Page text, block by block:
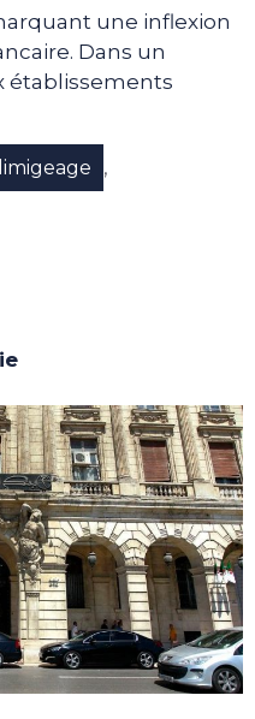
une inflexion
Dans un
établissements
limigeage ,